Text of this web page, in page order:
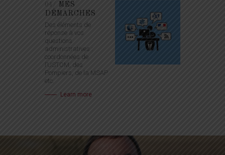
04/
MES
DÉMARCHES
Des éléments de
réponse à vos
questions
administratives :
coordonnées de
l’USTOM, des
Pompiers, de la MSAP
etc.
Learn more